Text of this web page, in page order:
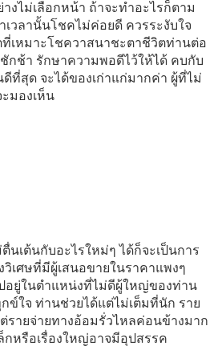
งไม่เลือกหน้า ถ้าจะทำอะไรก็ตาม
วลานั้นโชคไม่ค่อยดี ควรระงับใจ
ที่เหมาะโชควาสนาชะตาชีวิตท่านต่อ
กช้า รักษาความพอดีไว้ให้ได้ คบกับ
ที่สุด จะได้ของเก่าแก่มากค่า ผู้ที่ไม่
มองเห็น
เต้นกับอะไรใหม่ๆ ได้ก็จะเป็นการ
วิเศษที่มีผู้เสนอขายในราคาแพงๆ
ยู่ในตำแหน่งที่ไม่ดีผู้ใหญ่ของท่าน
ข์ใจ ท่านช่วยได้แต่ไม่เต็มที่นัก ราย
รายจ่ายทางอ้อมรั่วไหลค่อนข้างมาก
กหรือเรื่องใหญ่อาจมีอุปสรรค